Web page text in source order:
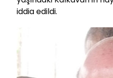
iddia edildi.